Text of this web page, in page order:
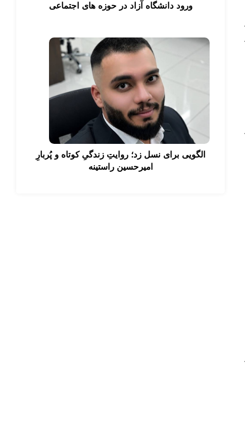
ورود دانشگاه آزاد در حوزه های اجتماعی
الگویی برای نسل زد؛ روایتِ زندگیِ کوتاه و پُربارِ
امیرحسین راستینه